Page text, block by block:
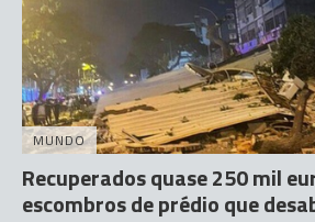
MUNDO
Recuperados quase 250 mil
escombros de prédio que